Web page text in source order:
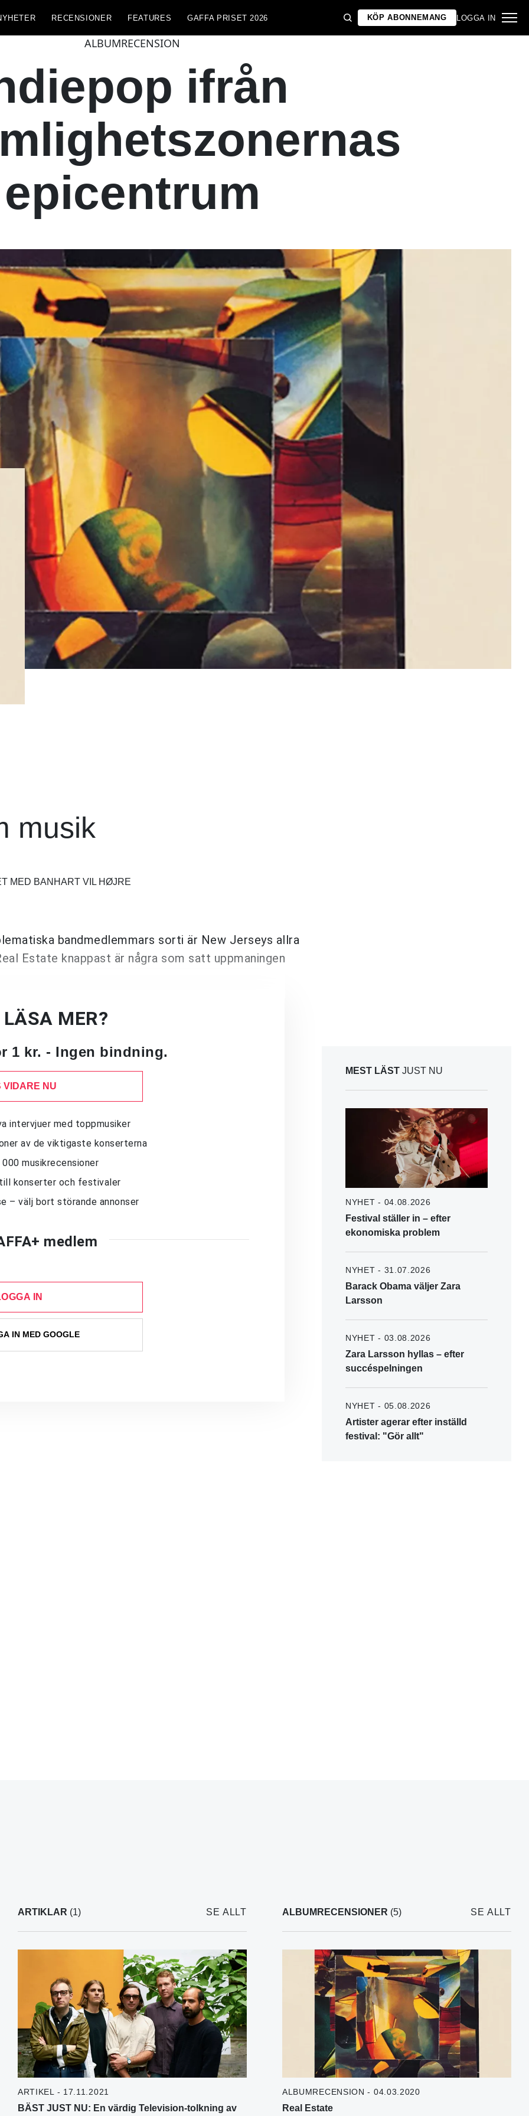
RECENSIONER FEATURES GAFFA PRISET 2026 KÖP ABONNEMANG LOGGA IN
ALBUMRECENSION
ifrån
epicentrum
musik
MED BANHART VIL HØJRE
bandmedlemmars sorti är New Jerseys allra
Estate knappast är några som satt uppmaningen
MER?
1 kr. - Ingen bindning.
VIDARE NU
intervjuer med toppmusiker
av de viktigaste konserterna
musikrecensioner
konserter och festivaler
– välj bort störande annonser
medlem
IN
IN MED GOOGLE
MEST LÄST JUST NU
NYHET - 04.08.2026
Festival ställer in – efter
ekonomiska problem
NYHET - 31.07.2026
Barack Obama väljer Zara
Larsson
NYHET - 03.08.2026
Zara Larsson hyllas – efter
succéspelningen
NYHET - 05.08.2026
Artister agerar efter inställd
festival: "Gör allt"
ARTIKLAR (1) SE ALLT
ARTIKEL - 17.11.2021
BÄST JUST NU: En värdig Television-tolkning av
ALBUMRECENSIONER (5) SE ALLT
ALBUMRECENSION - 04.03.2020
Real Estate